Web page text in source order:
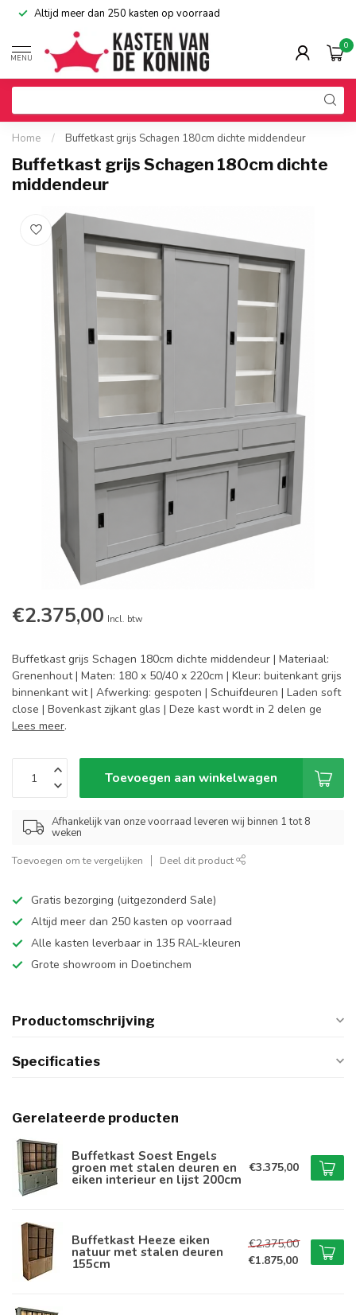
Altijd meer dan 250 kasten op voorraad
MENU
0
Home / Buffetkast grijs Schagen 180cm dichte middendeur
Buffetkast grijs Schagen 180cm dichte
middendeur
€2.375,00 Incl. btw
Buffetkast grijs Schagen 180cm dichte middendeur | Materiaal:
Grenenhout | Maten: 180 x 50/40 x 220cm | Kleur: buitenkant grijs
binnenkant wit | Afwerking: gespoten | Schuifdeuren | Laden soft
close | Bovenkast zijkant glas | Deze kast wordt in 2 delen ge
Lees meer.
Toevoegen aan winkelwagen
Afhankelijk van onze voorraad leveren wij binnen 1 tot 8
weken
Toevoegen om te vergelijken Deel dit product
Gratis bezorging (uitgezonderd Sale)
Altijd meer dan 250 kasten op voorraad
Alle kasten leverbaar in 135 RAL-kleuren
Grote showroom in Doetinchem
Productomschrijving
Specificaties
Gerelateerde producten
Buffetkast Soest Engels
groen met stalen deuren en
eiken interieur en lijst 200cm
€3.375,00
Buffetkast Heeze eiken
natuur met stalen deuren
155cm
€2.375,00
€1.875,00